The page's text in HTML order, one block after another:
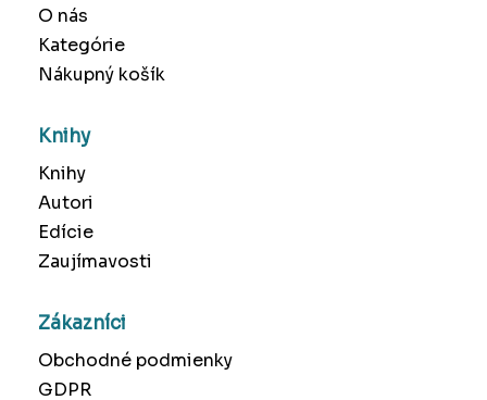
O nás
Kategórie
Nákupný košík
Knihy
Knihy
Autori
Edície
Zaujímavosti
Zákazníci
Obchodné podmienky
GDPR